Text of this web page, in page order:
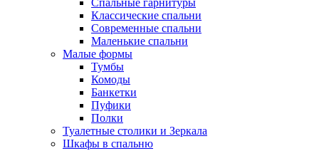
Спальные гарнитуры
Классические спальни
Современные спальни
Маленькие спальни
Малые формы
Тумбы
Комоды
Банкетки
Пуфики
Полки
Туалетные столики и Зеркала
Шкафы в спальню